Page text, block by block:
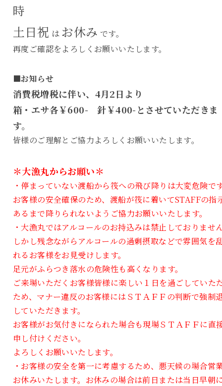
時
土日祝 は お休み です。
再度ご確認をよろしくお願いいたします。
■お知らせ
消費税増税に伴い、4月2日より
箱・エサ各￥600- 針￥400-とさせていただきま
す。
皆様のご理解とご協力よろしくお願いいたします。
＊大漁丸からお願い＊
・停まっていない渡船から筏への飛び降りは大変危険で
お客様の安全確保のため、渡船が筏に着いてSTAFFの指
あるまで降りられないようご協力お願いいたします。
・大漁丸ではアルコールのお持込みは禁止しておりませ
しかし残念ながらアルコールの過剰摂取などで雰囲気を
れるお客様をお見受けします。
足元がふらつき落水の危険性も高くなります。
ご来場いただくお客様皆様に楽しい１日を過ごしていた
ため、マナー違反のお客様にはＳＴＡＦＦの判断で強制
していただきます。
お客様がお気付きになられた場合も現場ＳＴＡＦＦに直
申し付けください。
よろしくお願いいたします。
・お客様の安全を第一に考慮するため、悪天候の場合営
お休みいたします。お休みの場合は前日または当日早朝